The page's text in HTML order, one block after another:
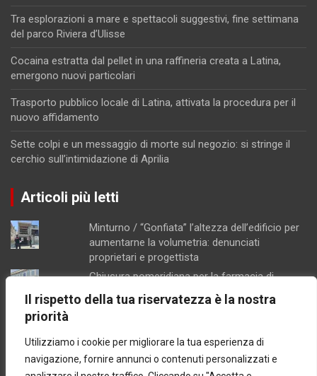
Il rispetto della tua riservatezza è la nostra
priorità
Utilizziamo i cookie per migliorare la tua esperienza di
navigazione, fornire annunci o contenuti personalizzati e
Tra esplorazioni a mare e spettacoli suggestivi, fine settimana
del parco Riviera d’Ulisse
Cocaina estratta dal pellet in una raffineria creata a Latina,
emergono nuovi particolari
Trasporto pubblico locale di Latina, attivata la procedura per il
nuovo affidamento
Sette colpi e un messaggio di morte sul negozio: si stringe il
cerchio sull’intimidazione di Aprilia
Articoli più letti
Minturno / “Gonfiata” l’altezza dell’edificio per
aumentarne la volumetria: denunciati
proprietari e progettista
Chiusura pomeridiana per la farmacia di
Formia, "manca il personale"
Concorsopoli all’Asl di Latina, licenziati
Rainone ed Esposito dopo la sentenza di